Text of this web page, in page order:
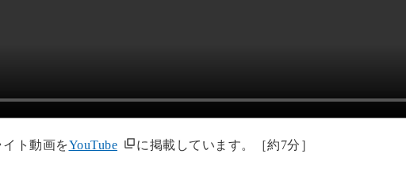
ト動画をYouTube に掲載しています。［約7分］